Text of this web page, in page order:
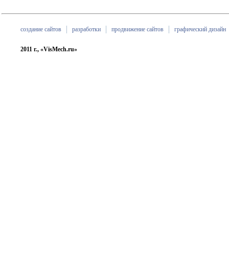
создание сайтов разработки продвижение сайтов графический дизайн
2011 г., «VisMech.ru»